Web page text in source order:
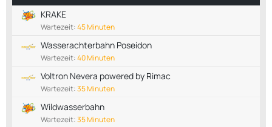
KRAKE
Wartezeit:45 Minuten
Wasserachterbahn Poseidon
Wartezeit:40 Minuten
Voltron Nevera powered by Rimac
Wartezeit:35 Minuten
Wildwasserbahn
Wartezeit:35 Minuten